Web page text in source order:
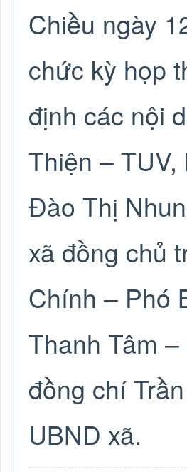
Chiều ngày
chức kỳ họp
định các nội
Thiện –
Đào Thị
xã đồng chủ
Chính – Phó
Thanh Tâm
đồng chí
UBND xã.